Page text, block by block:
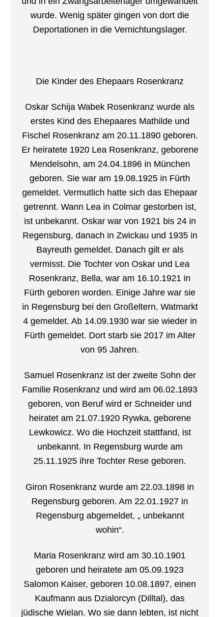
wurde. Wenig später gingen von dort die
Deportationen in die Vernichtungslager.
Die Kinder des Ehepaars Rosenkranz
Oskar Schija Wabek Rosenkranz wurde als
erstes Kind des Ehepaares Mathilde und
Fischel Rosenkranz am 20.11.1890 geboren.
Er heiratete 1920 Lea Rosenkranz, geborene
Mendelsohn, am 24.04.1896 in München
geboren. Sie war am 19.08.1925 in Fürth
gemeldet. Vermutlich hatte sich das Ehepaar
getrennt. Wann Lea in Colmar gestorben ist,
ist unbekannt. Oskar war von 1921 bis 24 in
Regensburg, danach in Zwickau und 1935 in
Bayreuth gemeldet. Danach gilt er als
vermisst. Die Tochter von Oskar und Lea
Rosenkranz, Bella, war am 16.10.1921 in
Fürth geboren worden. Einige Jahre war sie
in Regensburg bei den Großeltern, Watmarkt
4 gemeldet. Ab 14.09.1930 war sie wieder in
Fürth gemeldet. Dort starb sie 2017 im Alter
von 95 Jahren.
Samuel Rosenkranz ist der zweite Sohn der
Familie Rosenkranz und wird am 06.02.1893
geboren, von Beruf wird er Schneider und
heiratet am 21.07.1920 Rywka, geborene
Lewkowicz. Wo die Hochzeit stattfand, ist
unbekannt. In Regensburg wurde am
25.11.1925 ihre Tochter Rese geboren.
Giron Rosenkranz wurde am 22.03.1898 in
Regensburg geboren. Am 22.01.1927 in
Regensburg abgemeldet, „ unbekannt
wohin“.
Maria Rosenkranz wird am 30.10.1901
geboren und heiratete am 05.09.1923
Salomon Kaiser, geboren 10.08.1897, einen
Kaufmann aus Dzialorcyn (Dilltal), das
jüdische Wielan. Wo sie dann lebten, ist nicht